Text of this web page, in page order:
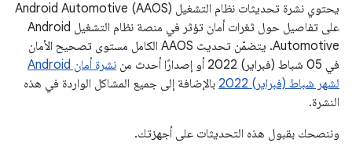
يحتوي نشرة تحديثات نظام التشغيل Android Automotive (AAOS)
على تفاصيل حول ثغرات أمان تؤثر في منصة نظام التشغيل Android
Automotive. يتضمّن تحديث AAOS الكامل مستوى تصحيح الأمان
في 05 شباط (فبراير) 2022 أو إصدارًا أحدث من
نشرة أمان Android
لشهر شباط (فبراير) 2022
بالإضافة إلى جميع المشاكل الواردة في هذه
النشرة.
وننصحك بقبول هذه التحديثات على أجهزتك.